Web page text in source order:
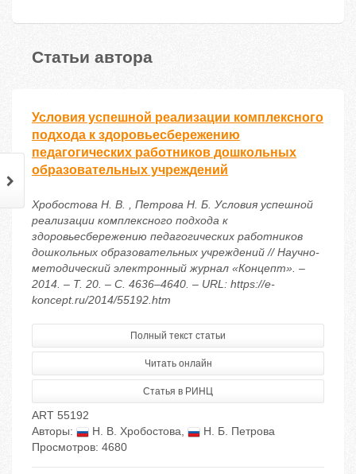
Статьи автора
Условия успешной реализации комплексного
подхода к здоровьесбережению
педагогических работников дошкольных
образовательных учреждений
Хробостова Н. В. , Петрова Н. Б. Условия успешной
реализации комплексного подхода к
здоровьесбережению педагогических работников
дошкольных образовательных учреждений // Научно-
методический электронный журнал «Концепт». –
2014. – Т. 20. – С. 4636–4640. – URL: https://e-
koncept.ru/2014/55192.htm
Полный текст статьи
Читать онлайн
Статья в РИНЦ
ART 55192
Авторы:
Н. В. Хробостова,
Н. Б. Петрова
Просмотров: 4680